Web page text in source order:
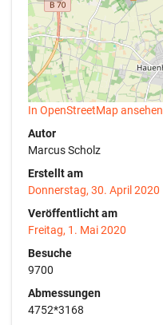
In OpenStreetMap ansehen
Autor
Marcus Scholz
Erstellt am
Donnerstag, 30. April 2020
Veröffentlicht am
Freitag, 1. Mai 2020
Besuche
9700
Abmessungen
4752*3168